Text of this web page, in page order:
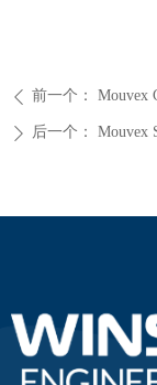
ꄴ 前一个： Mouvex
ꄲ 后一个： Mouvex